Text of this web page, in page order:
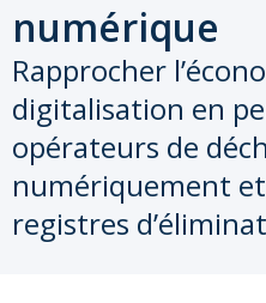
numérique
Rapprocher
digitalisation en
opérateurs de
numériquement
registres